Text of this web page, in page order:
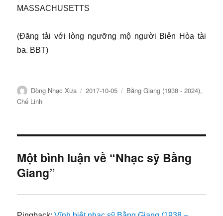
MASSACHUSETTS
(Đăng tải với lòng ngưỡng mộ người Biên Hòa tài
ba. BBT)
Tác
giả
Dòng Nhạc Xưa
Đăng
2017-10-05
Chuyên
Bằng Giang (1938 - 2024),
Chế Linh
Một bình luận về “Nhạc sỹ Bằng
Giang”